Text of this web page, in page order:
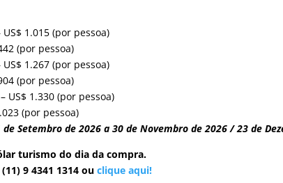
1.015 (por pessoa)
(por pessoa)
1.267 (por pessoa)
(por pessoa)
US$ 1.330 (por pessoa)
(por pessoa)
Setembro de 2026 a 30 de Novembro de 2026 / 23 de
turismo do dia da compra.
9 4341 1314 ouclique aqui!